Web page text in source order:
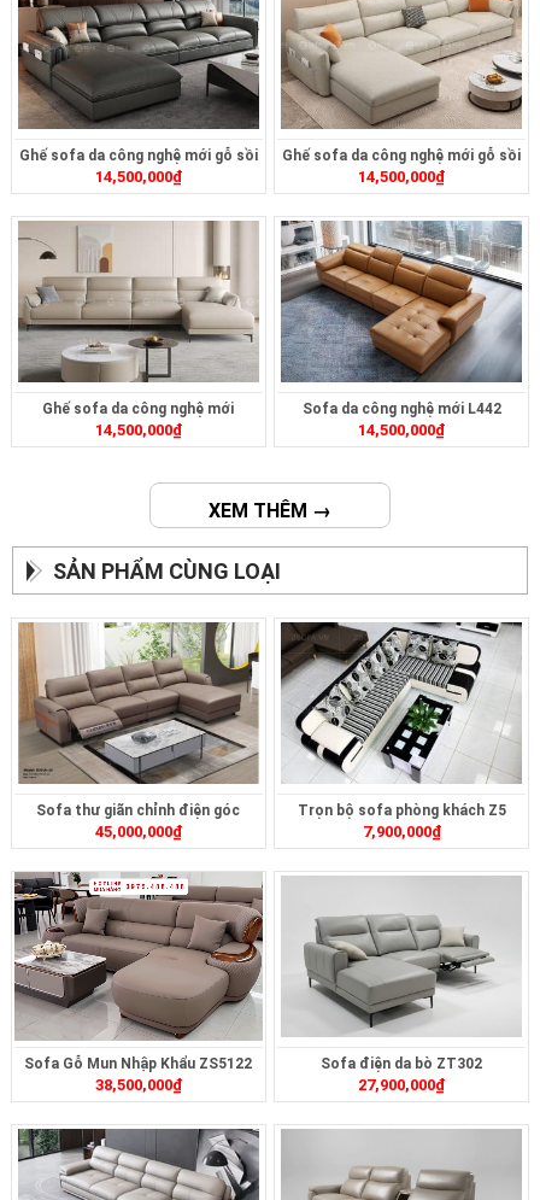
Ghế sofa da công nghệ mới gỗ sồi
L105
14,500,000₫
Ghế sofa da công nghệ mới gỗ sồi
L108
14,500,000₫
Ghế sofa da công nghệ mới
ZB1751
14,500,000₫
Sofa da công nghệ mới L442
14,500,000₫
XEM THÊM →
SẢN PHẨM CÙNG LOẠI
Sofa thư giãn chỉnh điện góc
ZT239
45,000,000₫
Trọn bộ sofa phòng khách Z5
7,900,000₫
Sofa Gỗ Mun Nhập Khẩu ZS5122
38,500,000₫
Sofa điện da bò ZT302
27,900,000₫